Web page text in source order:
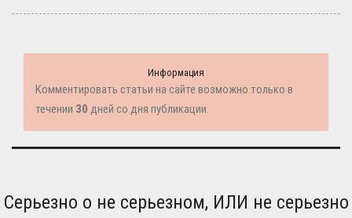
Информация
Комментировать статьи на сайте возможно только в
течении 30 дней со дня публикации.
Серьезно о не серьезном, ИЛИ не серьезно